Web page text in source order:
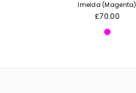
Imelda (Magenta)
Normaler
£70.00